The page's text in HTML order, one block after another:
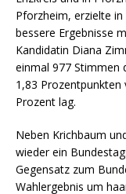
Pforzheim, erzielte
bessere Ergebnisse
Kandidatin Diana
einmal 977 Stimmen
1,83
Prozent lag.
Neben Krichbaum
wieder ein
Gegensatz zum
Wahlergebnis um